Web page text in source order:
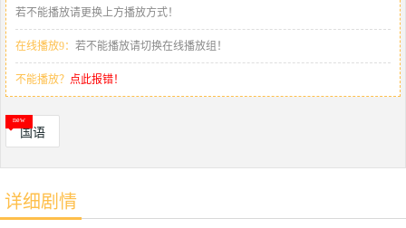
若不能播放请更换上方播放方式！
在线播放9： 若不能播放请切换在线播放组！
不能播放？ 点此报错！
国语
详细剧情